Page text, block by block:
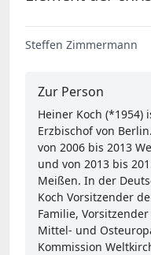
Steffen Zimmermann
Zur Person
Heiner Koch (*1954)
Erzbischof von
von 2006 bis 2013
und von 2013 bis
Meißen. In der
Koch Vorsitzender
Familie,
Mittel- und
Kommission